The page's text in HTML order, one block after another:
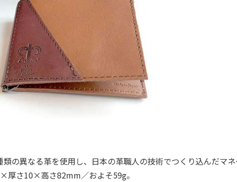
の異なる革を使用し、日本の革職人の技術でつくり込んだマネ
厚さ10×高さ82mm／およそ59g。